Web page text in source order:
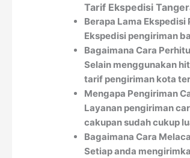
Tarif Ekspedisi
Berapa Lama
Ekspedisi pengiriman
Bagaimana Cara
Selain menggunakan
tarif pengiriman kota
Mengapa Pengiriman
Layanan pengiriman
cakupan sudah cukup
Bagaimana Cara
Setiap anda